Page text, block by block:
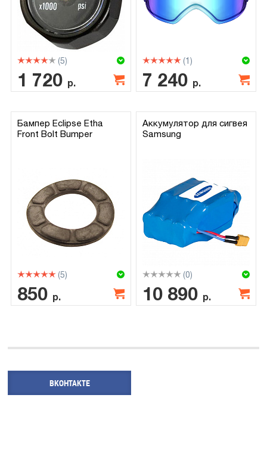
(5)
1 720 р.
(1)
7 240 р.
Бампер Eclipse Etha
Front Bolt Bumper
(5)
850 р.
Аккумулятор для сигвея
Samsung
(0)
10 890 р.
ВКОНТАКТЕ